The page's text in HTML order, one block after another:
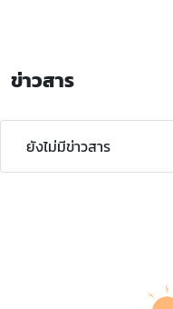
ข่าวสาร
ยังไม่มีข่าวสาร